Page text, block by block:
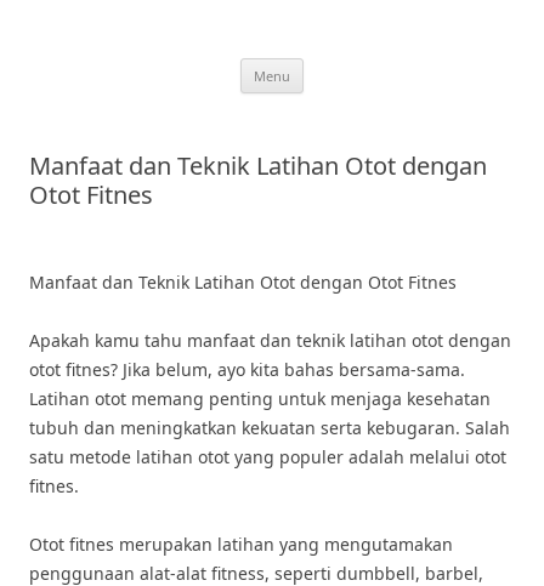
Menu
Manfaat dan Teknik Latihan Otot dengan
Otot Fitnes
Manfaat dan Teknik Latihan Otot dengan Otot Fitnes
Apakah kamu tahu manfaat dan teknik latihan otot dengan
otot fitnes? Jika belum, ayo kita bahas bersama-sama.
Latihan otot memang penting untuk menjaga kesehatan
tubuh dan meningkatkan kekuatan serta kebugaran. Salah
satu metode latihan otot yang populer adalah melalui otot
fitnes.
Otot fitnes merupakan latihan yang mengutamakan
penggunaan alat-alat fitness, seperti dumbbell, barbel,